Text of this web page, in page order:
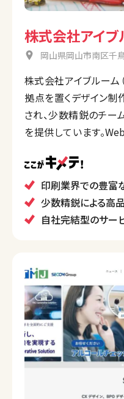
株式会社アイブ
岡山県岡山市南区千
株式会社アイブルーム
拠点を置くデザイン制
され、少数精鋭のチー
を提供しています。
サービスを通じて、ク
導く総合的な提案力を持
また、印刷業界での経
を提案することが可能で
印刷業界での豊富
少数精鋭による高
自社完結型のサー